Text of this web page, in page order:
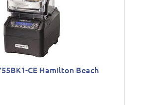
CE Hamilton Beach